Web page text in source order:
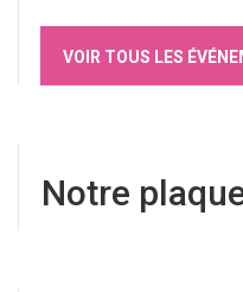
VOIR TOUS LES
Notre